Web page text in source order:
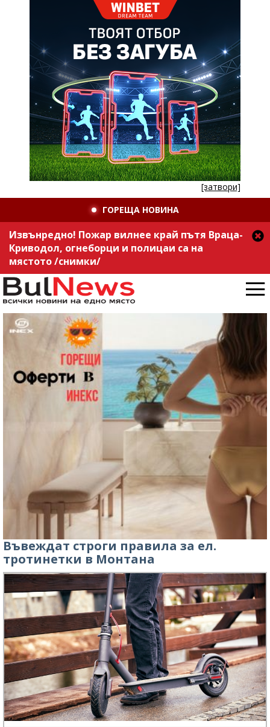
[затвори]
ГОРЕЩА НОВИНА
Извънредно! Пожар вилнее край пътя Враца-
Криводол, огнеборци и полицаи са на
мястото /снимки/
Въвеждат строги правила за ел.
тротинетки в Монтана